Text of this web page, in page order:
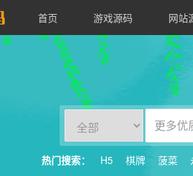
首页 游戏源码 网站
热门搜索： H5 棋牌 菠菜